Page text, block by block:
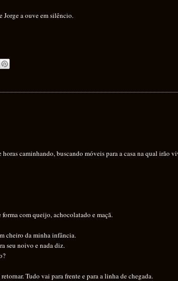
Jorge a ouve em silêncio.
caminhando, buscando móveis para a casa na qual irão
com queijo, achocolatado e maçã.
cheiro da minha infância.
seu noivo e nada diz.
Tudo vai para frente e para a linha de chegada.